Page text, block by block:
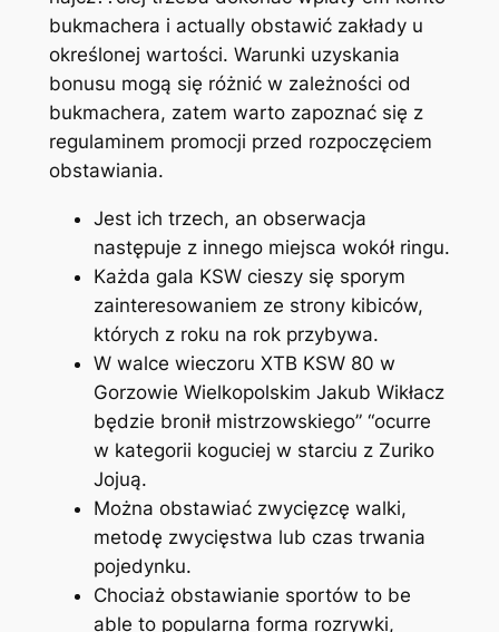
bukmachera i actually obstawić zakłady u
określonej wartości. Warunki uzyskania
bonusu mogą się różnić w zależności od
bukmachera, zatem warto zapoznać się z
regulaminem promocji przed rozpoczęciem
obstawiania.
Jest ich trzech, an obserwacja
następuje z innego miejsca wokół ringu.
Każda gala KSW cieszy się sporym
zainteresowaniem ze strony kibiców,
których z roku na rok przybywa.
W walce wieczoru XTB KSW 80 w
Gorzowie Wielkopolskim Jakub Wikłacz
będzie bronił mistrzowskiego” “ocurre
w kategorii koguciej w starciu z Zuriko
Jojuą.
Można obstawiać zwycięzcę walki,
metodę zwycięstwa lub czas trwania
pojedynku.
Chociaż obstawianie sportów to be
able to popularna forma rozrywki,